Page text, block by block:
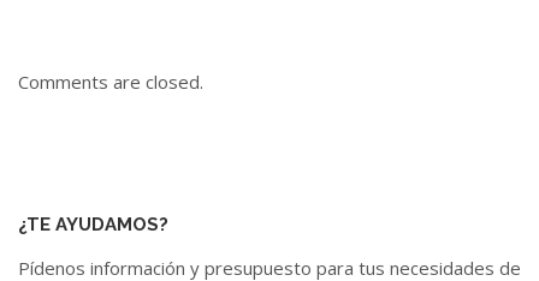
Comments are closed.
¿TE AYUDAMOS?
Pídenos información y presupuesto para tus necesidades de